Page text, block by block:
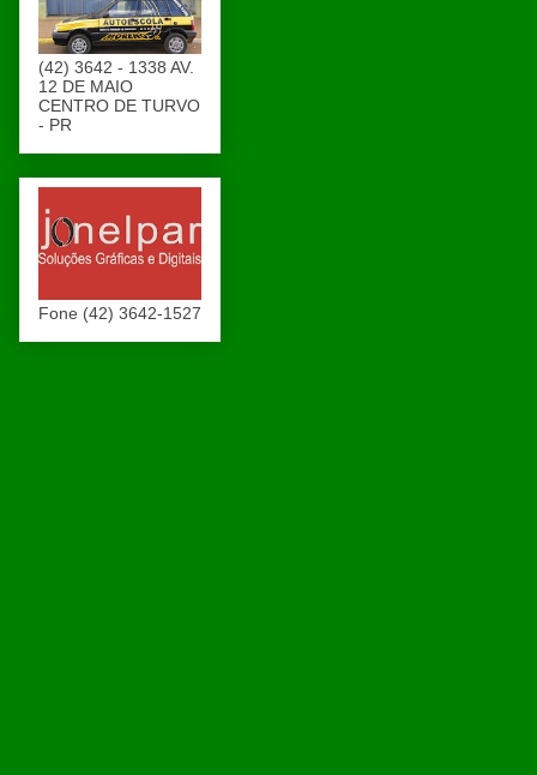
(42) 3642 - 1338 AV.
12 DE MAIO
CENTRO DE TURVO
- PR
Fone (42) 3642-1527